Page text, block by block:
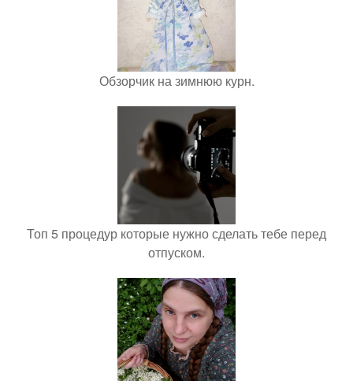
Обзорчик на зимнюю курн.
Топ 5 процедур которые нужно сделать тебе перед
отпуском.